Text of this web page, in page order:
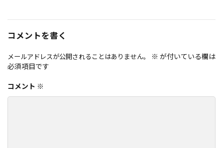
コメントを書く
メールアドレスが公開されることはありません。 ※ が付いている欄は
必須項目です
コメント ※